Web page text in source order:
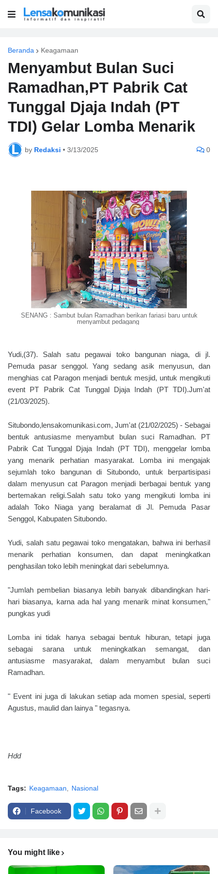
Beranda Keagamaan
Menyambut Bulan Suci
Ramadhan,PT Pabrik Cat
Tunggal Djaja Indah (PT
TDI) Gelar Lomba Menarik
by Redaksi • 3/13/2025 0
SENANG : Sambut bulan Ramadhan berikan fariasi baru untuk
menyambut pedagang
Yudi,(37). Salah satu pegawai toko bangunan niaga, di jl.
Pemuda pasar senggol. Yang sedang asik menyusun, dan
menghias cat Paragon menjadi bentuk mesjid, untuk mengikuti
event PT Pabrik Cat Tunggal Djaja Indah (PT TDI).Jum'at
(21/03/2025).
Situbondo,lensakomunikasi.com, Jum'at (21/02/2025) - Sebagai
bentuk antusiasme menyambut bulan suci Ramadhan. PT
Pabrik Cat Tunggal Djaja Indah (PT TDI), menggelar lomba
yang menarik perhatian masyarakat. Lomba ini mengajak
sejumlah toko bangunan di Situbondo, untuk berpartisipasi
dalam menyusun cat Paragon menjadi berbagai bentuk yang
bertemakan religi.Salah satu toko yang mengikuti lomba ini
adalah Toko Niaga yang beralamat di Jl. Pemuda Pasar
Senggol, Kabupaten Situbondo.
Yudi, salah satu pegawai toko mengatakan, bahwa ini berhasil
menarik perhatian konsumen, dan dapat meningkatkan
penghasilan toko lebih meningkat dari sebelumnya.
"Jumlah pembelian biasanya lebih banyak dibandingkan hari-
hari biasanya, karna ada hal yang menarik minat konsumen,"
pungkas yudi
Lomba ini tidak hanya sebagai bentuk hiburan, tetapi juga
sebagai sarana untuk meningkatkan semangat, dan
antusiasme masyarakat, dalam menyambut bulan suci
Ramadhan.
" Event ini juga di lakukan setiap ada momen spesial, seperti
Agustus, maulid dan lainya " tegasnya.
Hdd
Tags: Keagamaan Nasional
Facebook
You might like